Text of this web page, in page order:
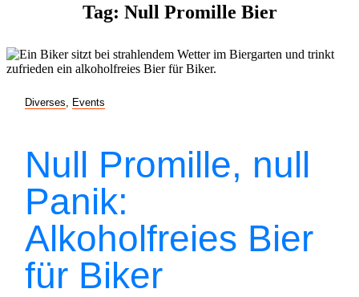
Tag: Null Promille Bier
Diverses Events
Null Promille, null
Panik:
Alkoholfreies Bier
für Biker